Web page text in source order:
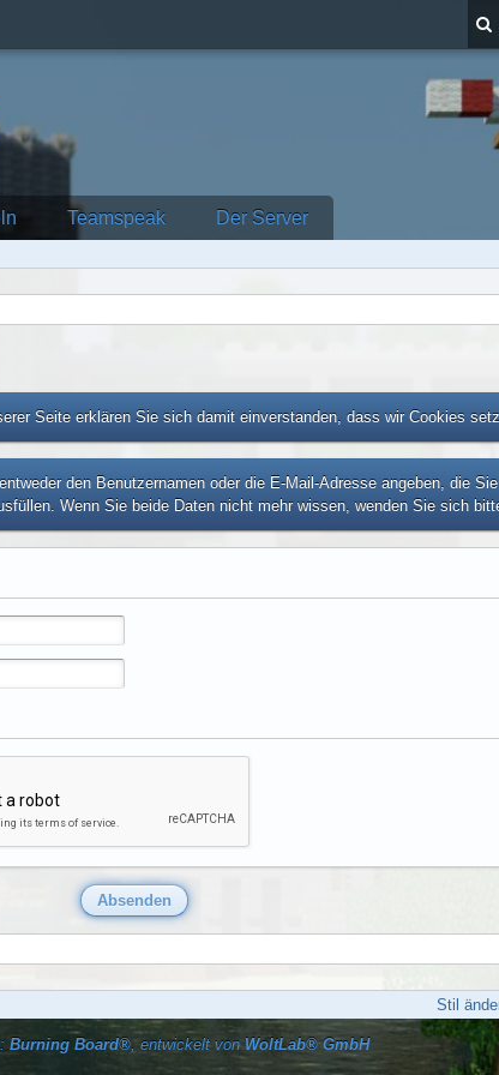
Teamspeak Der Server
Seite erklären Sie sich damit einverstanden, dass wir Cookies
den Benutzernamen oder die E-Mail-Adresse angeben, die
Wenn Sie beide Daten nicht mehr wissen, wenden Sie sich
Stil
Burning Board®, entwickelt von WoltLab® GmbH